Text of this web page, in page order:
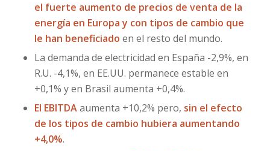
el fuerte aumento de precios de venta de la
energía en Europa y con tipos de cambio que
le han beneficiado en el resto del mundo.
La demanda de electricidad en España -2,9%, en
R.U. -4,1%, en EE.UU. permanece estable en
+0,1% y en Brasil aumenta +0,4%.
El EBITDAaumenta +10,2% pero, sin el efecto
de los tipos de cambio hubiera aumentando
+4,0%.